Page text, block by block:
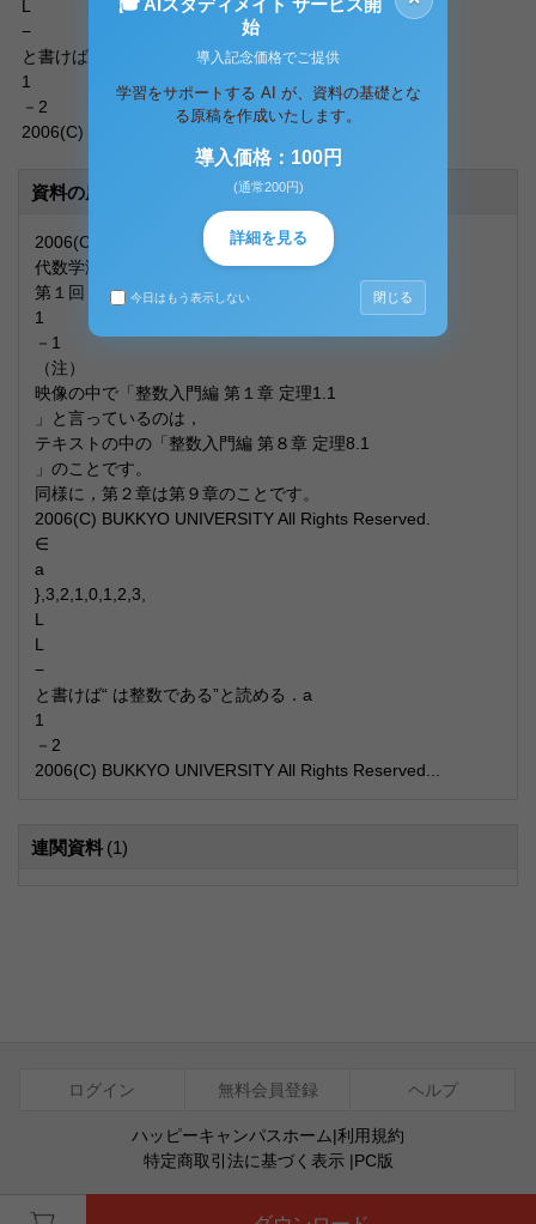
L
−
と書けば“ は整数である”と読める．a
1
－2
2006(C) BUKKYO UNIVERSITY All Rights Reserved
資料の原本内容
2006(C) BUKKYO UNIVERSITY All Rights Reserved.
代数学演習
第１回（全８回）
1
－1
（注）
映像の中で「整数入門編 第１章 定理1.1
」と言っているのは，
テキストの中の「整数入門編 第８章 定理8.1
」のことです。
同様に，第２章は第９章のことです。
2006(C) BUKKYO UNIVERSITY All Rights Reserved.
∈
a
},3,2,1,0,1,2,3,
L
L
−
と書けば“ は整数である”と読める．a
1
－2
2006(C) BUKKYO UNIVERSITY All Rights Reserved...
連関資料 (1)
ログイン 無料会員登録 ヘルプ
ハッピーキャンパスホーム|利用規約
特定商取引法に基づく表示|PC版
始
導入記念価格でご提供
学習をサポートする AI が、資料の基礎とな
る原稿を作成いたします。
導入価格：100円
(通常200円)
詳細を見る
今日はもう表示しない 閉じる